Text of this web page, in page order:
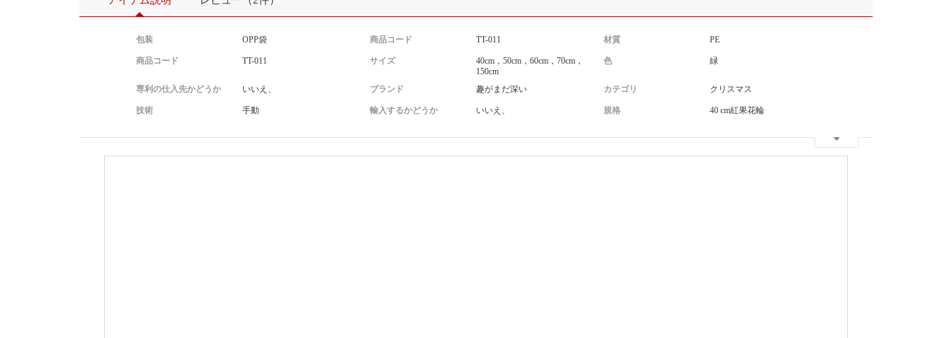
包装 OPP袋 商品コード TT-011 材質 PE
商品コード TT-011 サイズ
40cm，50cm，60cm，70cm，
150cm
色 緑
専利の仕入先かどうか いいえ、 ブランド 趣がまだ深い カテゴリ クリスマス
技術 手動 輸入するかどうか いいえ、 規格 40 cm紅果花輪